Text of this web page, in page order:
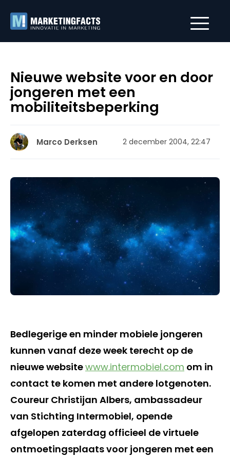
Nieuwe website voor en door
jongeren met een
mobiliteitsbeperking
Marco Derksen 2 december 2004, 22:47
Bedlegerige en minder mobiele jongeren
kunnen vanaf deze week terecht op de
nieuwe websitewww.intermobiel.com om in
contact te komen met andere lotgenoten.
Coureur Christijan Albers, ambassadeur
van Stichting Intermobiel, opende
afgelopen zaterdag officieel de virtuele
ontmoetingsplaats voor jongeren met een